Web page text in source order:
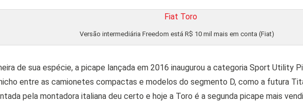
Versão intermediária Freedom está R$ 10 mil mais em conta (Fiat)
de sua espécie, a picape lançada em 2016 inaugurou a categoria Sport Utility
entre as camionetes compactas e modelos do segmento D, como a futura
pela montadora italiana deu certo e hoje a Toro é a segunda picape mais